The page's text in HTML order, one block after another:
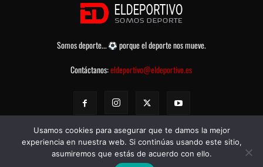
Somos deporte...
porque el deporte nos mueve.
Contáctanos:eldeportivo@eldeportivo.es
© eldeportivo.es 2008 - 2025 Todos los Derechos Reservados -
Usamos cookies para asegurar que te damos la mejor
experiencia en nuestra web. Si continúas usando este sitio,
asumiremos que estás de acuerdo con ello.